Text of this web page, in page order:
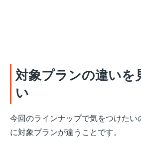
対象プランの違いを
い
今回のラインナップで気をつけたい
に対象プランが違うことです。